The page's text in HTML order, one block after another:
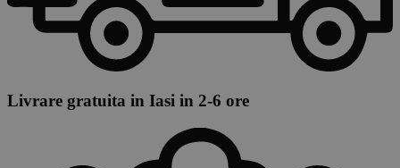
Livrare gratuita in Iasi in 2-6 ore